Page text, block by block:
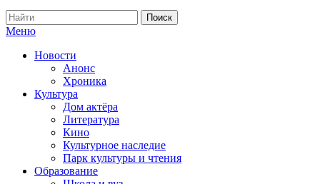
Меню
Новости
Анонс
Хроника
Культура
Дом актёра
Литература
Кино
Культурное наследие
Парк культуры и чтения
Образование